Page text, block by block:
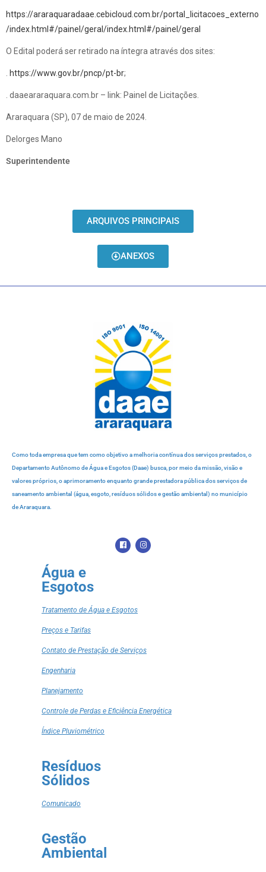
https://araraquaradaae.cebicloud.com.br/portal_licitacoes_externo
/index.html#/painel/geral/index.html#/painel/geral
O Edital poderá ser retirado na íntegra através dos sites:
. https://www.gov.br/pncp/pt-br;
. daaeararaquara.com.br – link: Painel de Licitações.
Araraquara (SP), 07 de maio de 2024.
Delorges Mano
Superintendente
ARQUIVOS PRINCIPAIS
ANEXOS
Como toda empresa que tem como objetivo a melhoria contínua dos serviços prestados, o
Departamento Autônomo de Água e Esgotos (Daae) busca, por meio da missão, visão e
valores próprios, o aprimoramento enquanto grande prestadora pública dos serviços de
saneamento ambiental (água, esgoto, resíduos sólidos e gestão ambiental) no município
de Araraquara.
Água e
Esgotos
Tratamento de Água e Esgotos
Preços e Tarifas
Contato de Prestação de Serviços
Engenharia
Planejamento
Controle de Perdas e Eficiência Energética
Índice Pluviométrico
Resíduos
Sólidos
Comunicado
Gestão
Ambiental